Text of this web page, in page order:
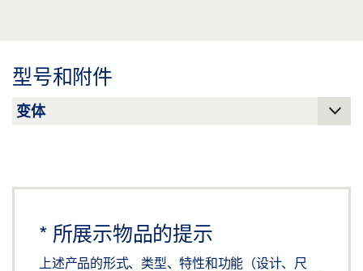
盖板
预览
型号和附件
* 所展示物品的提示
上述产品的形式、类型、特性和功能（设计、尺